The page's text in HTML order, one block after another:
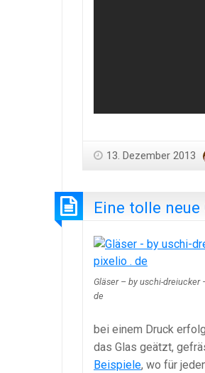
13. Dezember 2013
Eine tolle
Gläser – by uschi-dreiucker
de
bei einem Druck
das Glas geätzt,
Beispiele, wo für